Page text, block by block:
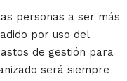
personas a ser más
por uso del
de gestión para
será siempre